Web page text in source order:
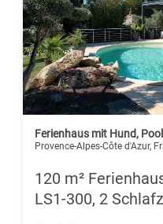
Ferienhaus mit Hund,
Provence-Alpes-Côte d'Azur,
120 m²
LS1-300, 2